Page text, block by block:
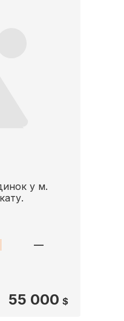
у м.
—
55 000 $